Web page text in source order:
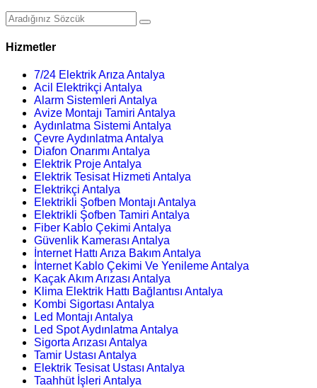
Hizmetler
7/24 Elektrik Arıza Antalya
Acil Elektrikçi Antalya
Alarm Sistemleri Antalya
Avize Montajı Tamiri Antalya
Aydınlatma Sistemi Antalya
Çevre Aydınlatma Antalya
Diafon Onarımı Antalya
Elektrik Proje Antalya
Elektrik Tesisat Hizmeti Antalya
Elektrikçi Antalya
Elektrikli Şofben Montajı Antalya
Elektrikli Şofben Tamiri Antalya
Fiber Kablo Çekimi Antalya
Güvenlik Kamerası Antalya
İnternet Hattı Arıza Bakım Antalya
İnternet Kablo Çekimi Ve Yenileme Antalya
Kaçak Akım Arızası Antalya
Klima Elektrik Hattı Bağlantısı Antalya
Kombi Sigortası Antalya
Led Montajı Antalya
Led Spot Aydınlatma Antalya
Sigorta Arızası Antalya
Tamir Ustası Antalya
Elektrik Tesisat Ustası Antalya
Taahhüt İşleri Antalya